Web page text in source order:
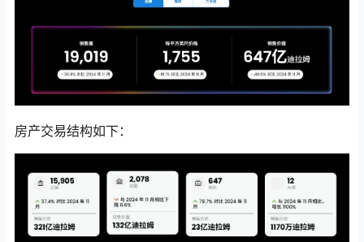
房产交易结构如下：